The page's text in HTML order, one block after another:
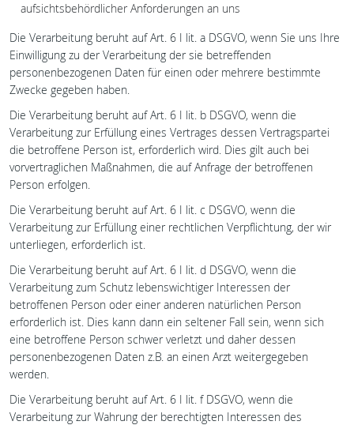
aufsichtsbehördlicher Anforderungen an uns
Die Verarbeitung beruht auf Art. 6 I lit. a DSGVO, wenn Sie uns Ihre
Einwilligung zu der Verarbeitung der sie betreffenden
personenbezogenen Daten für einen oder mehrere bestimmte
Zwecke gegeben haben.
Die Verarbeitung beruht auf Art. 6 I lit. b DSGVO, wenn die
Verarbeitung zur Erfüllung eines Vertrages dessen Vertragspartei
die betroffene Person ist, erforderlich wird. Dies gilt auch bei
vorvertraglichen Maßnahmen, die auf Anfrage der betroffenen
Person erfolgen.
Die Verarbeitung beruht auf Art. 6 I lit. c DSGVO, wenn die
Verarbeitung zur Erfüllung einer rechtlichen Verpflichtung, der wir
unterliegen, erforderlich ist.
Die Verarbeitung beruht auf Art. 6 I lit. d DSGVO, wenn die
Verarbeitung zum Schutz lebenswichtiger Interessen der
betroffenen Person oder einer anderen natürlichen Person
erforderlich ist. Dies kann dann ein seltener Fall sein, wenn sich
eine betroffene Person schwer verletzt und daher dessen
personenbezogenen Daten z.B. an einen Arzt weitergegeben
werden.
Die Verarbeitung beruht auf Art. 6 I lit. f DSGVO, wenn die
Verarbeitung zur Wahrung der berechtigten Interessen des